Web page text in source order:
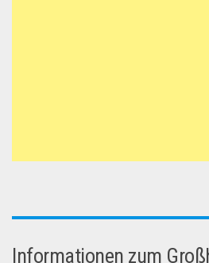
Informationen zum